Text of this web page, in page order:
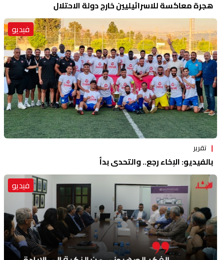
هجرة معاكسة للاسرائيليين خارج دولة الاحتلال
فيديو
تقرير
بالفيديو: الإخاء رجع.. والتحدي بدأ
فيديو